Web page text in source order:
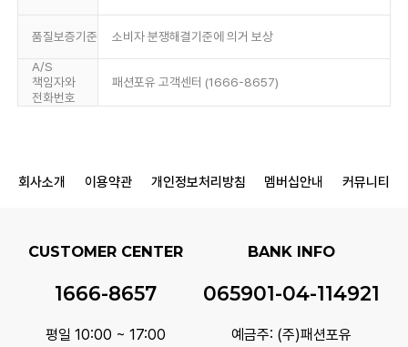
품질보증기준 소비자 분쟁해결기준에 의거 보상
A/S
책임자와
전화번호
패션포유 고객센터 (1666-8657)
회사소개 이용약관 개인정보처리방침 멤버십안내 커뮤니티
CUSTOMER CENTER
1666-8657
평일 10:00 ~ 17:00
BANK INFO
065901-04-114921
예금주: (주)패션포유